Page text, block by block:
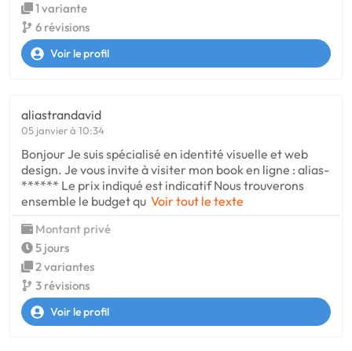
1 variante
6 révisions
Voir le profil
aliastrandavid
05 janvier à 10:34
Bonjour Je suis spécialisé en identité visuelle et web
design. Je vous invite à visiter mon book en ligne : alias-
****** Le prix indiqué est indicatif Nous trouverons
ensemble le budget qu Voir tout le texte
Montant privé
5 jours
2 variantes
3 révisions
Voir le profil